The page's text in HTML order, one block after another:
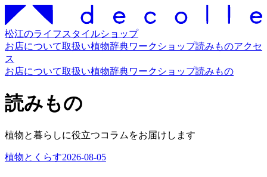
松江のライフスタイルショップ
お店について取扱い植物辞典ワークショップ読みものアクセ
ス
お店について取扱い植物辞典ワークショップ読みもの
読みもの
植物と暮らしに役立つコラムをお届けします
植物とくらす2026-08-05